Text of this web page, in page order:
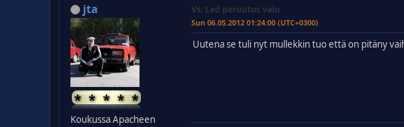
jta
Koukussa Apacheen
Vs: Led peruutus valo
Sun 06.05.2012 01:24:00 (UTC+0300)
Uutena se tuli nyt mullekkin tuo että on pitäny